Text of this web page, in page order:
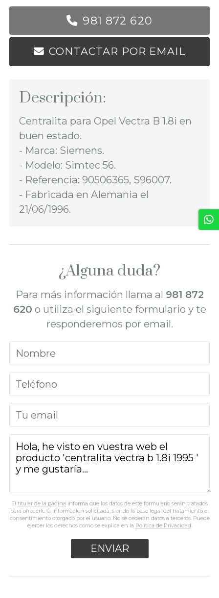
981 872 620
CONTACTAR POR EMAIL
Descripción:
Centralita para Opel Vectra B 1.8i en
buen estado.
- Marca: Siemens.
- Modelo: Simtec 56.
- Referencia: 90506365, S96007.
- Fabricada en Alemania el
21/06/1996.
¿Alguna duda?
Para más información llama al 981 872
620 o utiliza el siguiente formulario y te
responderemos por email.
El titular de la página informa que los datos de este formulario serán tratados
para ofrecerle la información solicitada, siendo la base legal del tratamiento el
consentimiento otorgado por el usuario. No se cederán datos a terceros. Puede
ejercer los derechos como se explica en la Política de Privacidad.